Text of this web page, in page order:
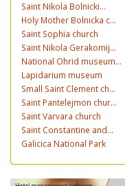
Saint Nikola Bolnicki...
Holy Mother Bolnicka c...
Saint Sophia church
Saint Nikola Gerakomij...
National Ohrid museum...
Lapidarium museum
Small Saint Clement ch...
Saint Pantelejmon chur...
Saint Varvara church
Saint Constantine and...
Galicica National Park